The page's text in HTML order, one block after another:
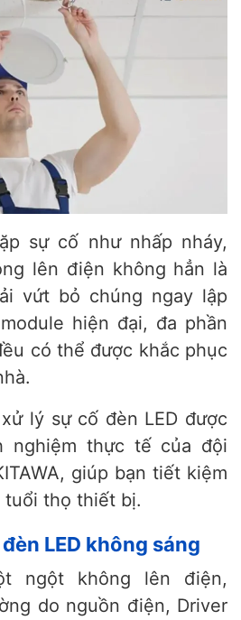
sự cố như nhấp nháy,
lên điện không hẳn là
vứt bỏ chúng ngay lập
hiện đại, đa phần
có thể được khắc phục
lý sự cố đèn LED được
nghiệm thực tế của đội
giúp bạn tiết kiệm
tuổi thọ thiết bị.
LED không sáng
ngột không lên điện,
do nguồn điện, Driver